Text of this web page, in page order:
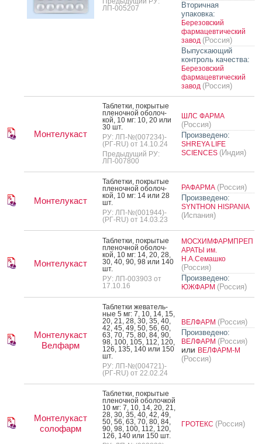
ЛП-005207
Вторичная
упаковка:
Березовский
фармацевтический
завод (Россия)
Выпускающий
контроль качества:
Березовский
фармацевтический
завод (Россия)
Монтелукаст
Таб­летки, пок­ры­тые
пле­ноч­ной обо­лоч­
кой, 10 мг: 10, 20 или
30 шт.
РУ: ЛП-№(007234)-
(РГ-RU) от 14.10.24
Предыдущий РУ:
ЛП-007800
ШЛС ФАРМА
(Россия)
Произведено:
SHREYA LIFE
SCIENCES (Индия)
Монтелукаст
Таб­летки, пок­ры­тые
пле­ноч­ной обо­лоч­
кой, 10 мг: 14 или 28
шт.
РУ: ЛП-№(001944)-
(РГ-RU) от 14.03.23
РАФАРМА (Россия)
Произведено:
SYNTHON HISPANIA
(Испания)
Монтелукаст
Таб­летки, пок­ры­тые
пле­ноч­ной обо­лоч­
кой, 10 мг: 14, 20, 28,
30, 40, 90, 98 или 140
шт.
РУ: ЛП-003903 от
17.10.16
МОСХИМФАРМПРЕП
АРАТЫ им.
Н.А.Семашко
(Россия)
Произведено:
ЮЖФАРМ (Россия)
Монтелукаст
Велфарм
Таб­летки же­ватель­
ные 5 мг: 7, 10, 14, 15,
20, 21, 28, 30, 35, 40,
42, 45, 49, 50, 56, 60,
63, 70, 75, 80, 84, 90,
98, 100, 105, 112, 120,
126, 135, 140 или 150
шт.
РУ: ЛП-№(004721)-
(РГ-RU) от 22.02.24
ВЕЛФАРМ (Россия)
Произведено:
ВЕЛФАРМ (Россия)
или ВЕЛФАРМ-М
(Россия)
Монтелукаст
солофарм
Таб­летки, пок­ры­тые
пле­ноч­ной обо­лоч­кой
10 мг: 7, 10, 14, 20, 21,
28, 30, 35, 40, 42, 49,
50, 56, 63, 70, 80, 84,
90, 98, 100, 112, 120,
126, 140 или 150 шт.
ГРОТЕКС (Россия)